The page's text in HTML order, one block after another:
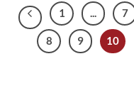
1 ... 7
8 9 10